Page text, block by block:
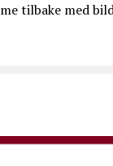
tilbake med